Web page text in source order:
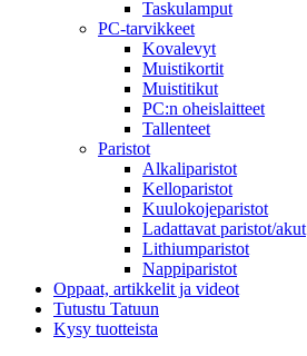
Taskulamput
PC-tarvikkeet
Kovalevyt
Muistikortit
Muistitikut
PC:n oheislaitteet
Tallenteet
Paristot
Alkaliparistot
Kelloparistot
Kuulokojeparistot
Ladattavat paristot/akut
Lithiumparistot
Nappiparistot
Oppaat, artikkelit ja videot
Tutustu Tatuun
Kysy tuotteista